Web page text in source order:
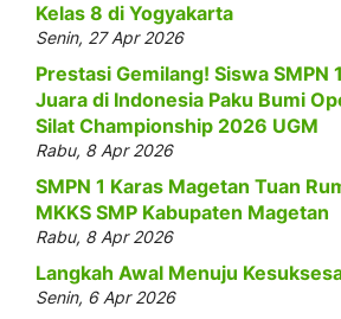
Kelas 8 di Yogyakarta
Senin, 27 Apr 2026
Prestasi Gemilang! Siswa SMPN
Juara di Indonesia Paku Bumi
Silat Championship 2026 UGM
Rabu, 8 Apr 2026
SMPN 1 Karas Magetan Tuan
MKKS SMP Kabupaten Magetan
Rabu, 8 Apr 2026
Langkah Awal Menuju
Senin, 6 Apr 2026